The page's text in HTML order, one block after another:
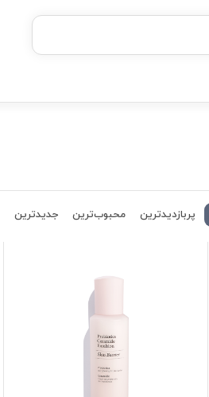
بدون ضامن، بدون سود
خرید قسطی با ترب‌پی
پربازدیدترین محبوب‌ترین جدیدترین